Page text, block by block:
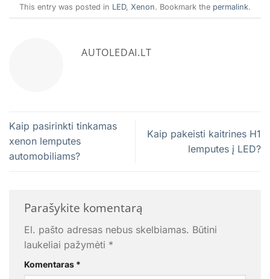
This entry was posted in LED, Xenon. Bookmark the permalink.
AUTOLEDAI.LT
Kaip pasirinkti tinkamas
xenon lemputes
automobiliams?
Kaip pakeisti kaitrines H1
lemputes į LED?
Parašykite komentarą
El. pašto adresas nebus skelbiamas. Būtini
laukeliai pažymėti *
Komentaras *